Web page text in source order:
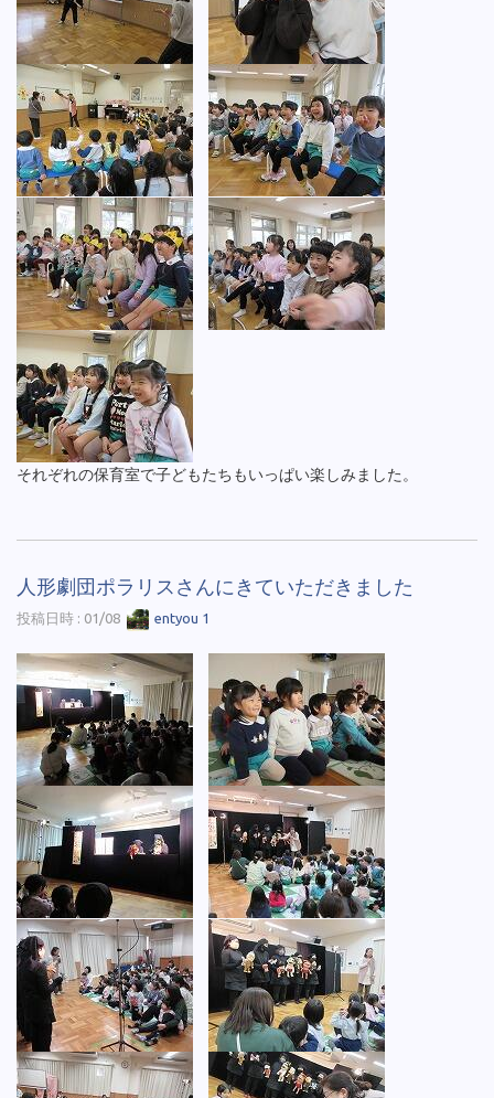
それぞれの保育室で子どもたちもいっぱい楽しみました。
人形劇団ポラリスさんにきていただきました
投稿日時 : 01/08 entyou 1